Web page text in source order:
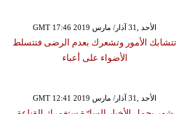
GMT 17:46 2019 الأحد ,31 آذار/ مارس
تتشابك الأمور وتشعرك بعدم الرضى فتتسلط
الأضواء على أعباء
GMT 12:41 2019 الأحد ,31 آذار/ مارس